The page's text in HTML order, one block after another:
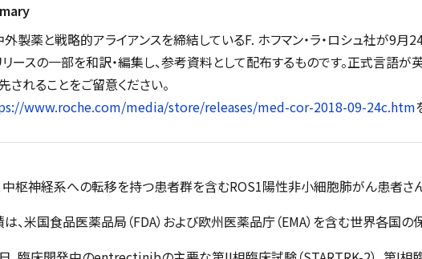
製薬と戦略的アライアンスを締結しているF. ホフマン・ラ・ロシュ社が9月
リースの一部を和訳・編集し、参考資料として配布するものです。正式言語が
されることをご留意ください。
www.roche.com/media/store/releases/med-cor-2018-09-24c.htm
中枢神経系への転移を持つ患者群を含むROS1陽性非小細胞肺がん患者さ
、米国食品医薬品局（FDA）および欧州医薬品庁（EMA）を含む世界各国